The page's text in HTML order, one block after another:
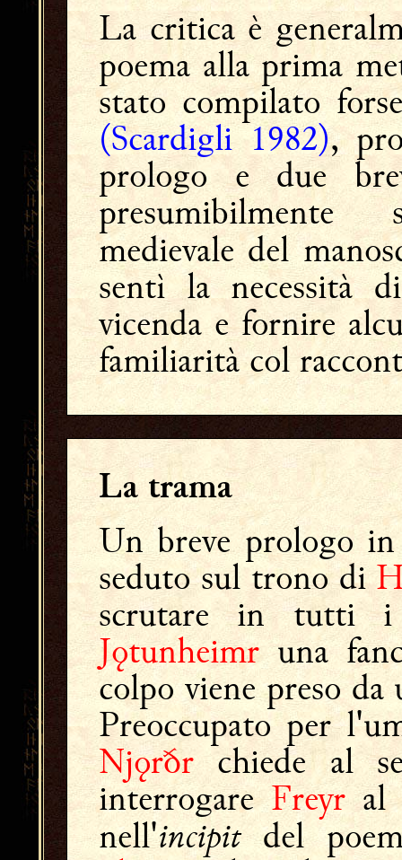
La critica è
poema alla prima
stato compilato
(Scardigli 1982),
prologo e due
medievale del
sentì la necessità
vicenda e fornire
familiarità col
La trama
Un breve prologo
seduto sul trono di
scrutare in tutti
Jǫtunheimruna
colpo viene preso
Preoccupato per
Njǫrðr chiede al
interrogareFreyr al
nell'incipitdel